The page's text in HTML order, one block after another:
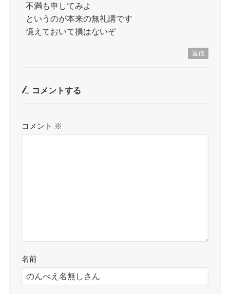
不満も申してみよ
というのが本来の無礼講です
憶えておいて損はないぞ
返信
コメントする
コメント ※
名前